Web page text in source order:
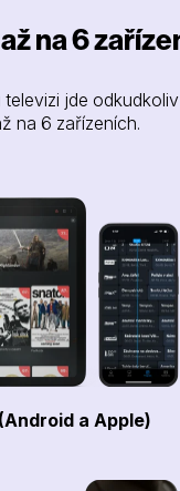
na 6
jde odkudkoliv
na 6 zařízeních.
a Apple)